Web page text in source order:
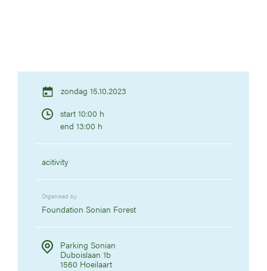
zondag 15.10.2023
start 10:00 h
end 13:00 h
acitivity
Organised by
Foundation Sonian Forest
Parking Sonian
Duboislaan 1b
1560 Hoeilaart